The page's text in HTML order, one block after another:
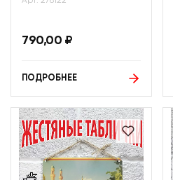
790,00 ₽
ПОДРОБНЕЕ